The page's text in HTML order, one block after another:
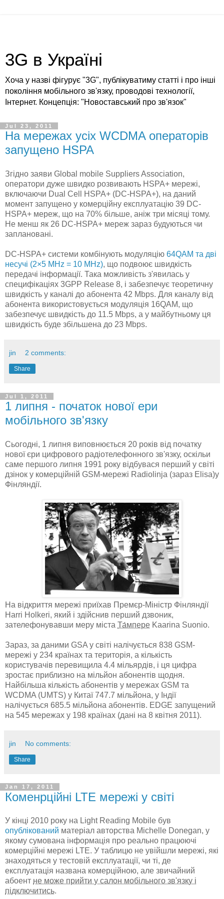
3G в Україні
Хоча у назві фігурує "3G", публікуватиму статті і про інші
покоління мобільного зв'язку, проводові технології,
Інтернет. Концепція: "Новоставський про зв'язок"
Jul 23, 2011
На мережах усіх WCDMA операторів
запущено HSPA
Згідно заяви Global mobile Suppliers Association,
оператори дуже швидко розвивають HSPA+ мережі,
включаючи Dual Cell HSPA+ (DC-HSPA+), на даний
момент запущено у комерційну експлуатацію 39 DC-
HSPA+ мереж, що на 70% більше, аніж три місяці тому.
Не менш як 26 DC-HSPA+ мереж зараз будуються чи
заплановані.
DC-HSPA+ системи комбінують модуляцію 64QAM та дві
несучі (2×5 MHz = 10 MHz), що подвоює швидкість
передачі інформації. Така можливість з'явилась у
специфікаціях 3GPP Release 8, і забезпечує теоретичну
швидкість у каналі до абонента 42 Mbps. Для каналу від
абонента використовується модуляція 16QAM, що
забезпечує швидкість до 11.5 Mbps, а у майбутньому ця
швидкість буде збільшена до 23 Mbps.
jin 2 comments:
Share
Jul 1, 2011
1 липня - початок нової ери
мобільного зв'язку
Сьогодні, 1 липня виповнюється 20 років від початку
нової єри цифрового радіотелефонного зв'язку, оскільи
саме першого липня 1991 року відбувася перший у світі
дзінок у комерційній GSM-мережі Radiolinja (зараз Elisa)у
Фінляндії.
На відкриття мережі приїхав Премєр-Міністр Фінляндії
Harri Holkeri, який і здійснив перший дзвоник,
зателефонувавши меру міста Та́мпере Kaarina Suonio.
Зараз, за даними GSA у світі налічується 838 GSM-
мережі у 234 країнах та територія, а кількість
користувачів перевищила 4.4 мільярдів, і ця цифра
зростає приблизно на мільйон абонентів щодня.
Найбільша кількість абонентів у мережах GSM та
WCDMA (UMTS) у Китаї 747.7 мільйона, у Індії
налічується 685.5 мільйона абонентів. EDGE запущений
на 545 мережах у 198 країнах (дані на 8 квітня 2011).
jin No comments:
Share
Jan 17, 2011
Коменрційні LTE мережі у світі
У кінці 2010 року на Light Reading Mobile був
опублікований матеріал авторства Michelle Donegan, у
якому сумована інформація про реально працюючі
комерційні мережі LTE. У таблицю не увійшли мережі, які
знаходяться у тестовій експлуатації, чи ті, де
експлуатація названа комерційною, але звичайний
абоент не може прийти у салон мобільного зв'язку і
підключитись.